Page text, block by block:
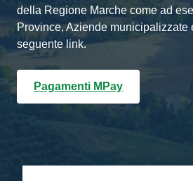
della Regione Marche come ad
Province, Aziende municipalizzate
seguente link.
Pagamenti MPay